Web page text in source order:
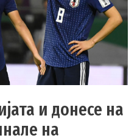
и донесе на
на